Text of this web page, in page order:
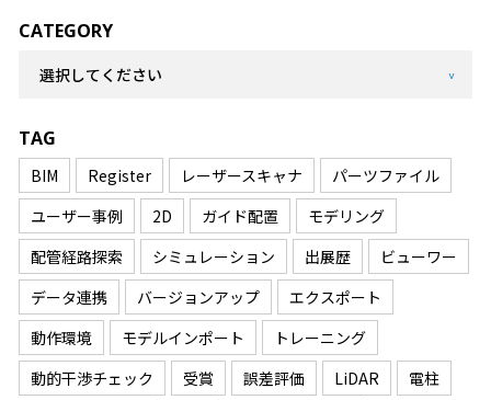
CATEGORY
TAG
BIM Register レーザースキャナ
パーツファイル
ユーザー事例
2D ガイド配置
モデリング
配管経路探索
シミュレーション 出展歴
ビューワー
データ連携
バージョンアップ
エクスポート
動作環境
モデルインポート
トレーニング
動的干渉チェック
受賞 誤差評価 LiDAR
電柱